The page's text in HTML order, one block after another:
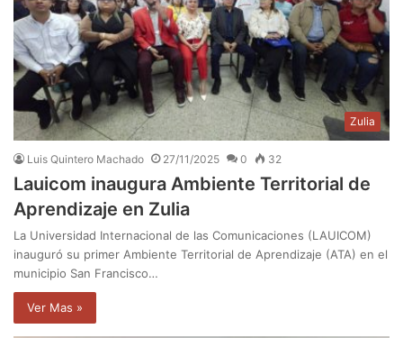
Zulia
Luis Quintero Machado 27/11/2025 0 32
Lauicom inaugura Ambiente Territorial de
Aprendizaje en Zulia
La Universidad Internacional de las Comunicaciones (LAUICOM)
inauguró su primer Ambiente Territorial de Aprendizaje (ATA) en el
municipio San Francisco…
Ver Mas »